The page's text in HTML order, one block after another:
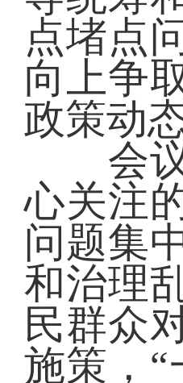
点堵点
向上争
政策动
会议
心关注
问题集
和治理
民群众
施策，